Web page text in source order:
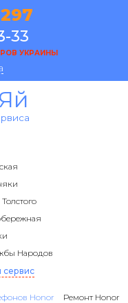
33
УКРАИНЫ
Народов
сервис
Honor
Ремонт Honor